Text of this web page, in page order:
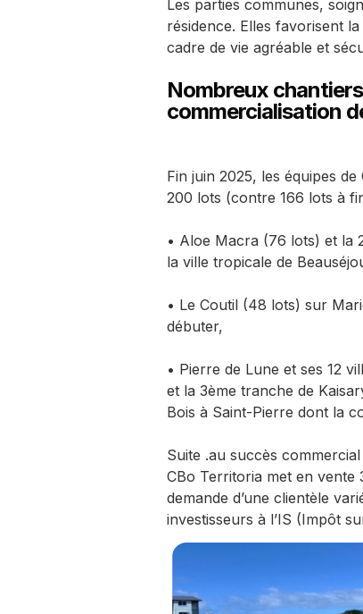
Les parties communes,
résidence. Elles favorisent
cadre de vie agréable et
Nombreux
commercialisation
Fin juin 2025, les équipes
200 lots (contre 166 lots à
• Aloe Macra (76 lots) et la
la ville tropicale de
• Le Coutil (48 lots) sur
débuter,
• Pierre de Lune et ses 12
et la 3ème tranche de
Bois à Saint-Pierre dont la
Suite .au succès
CBo Territoria met en vente
demande d’une clientèle
investisseurs à l’IS (Impôt